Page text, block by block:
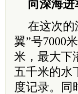
向深海
在这次的
翼”号7000
米，最大下
五千米的水
度记录。同